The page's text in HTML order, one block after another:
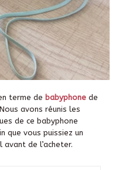
terme de babyphonede
avons réunis les
de ce babyphone
que vous puissiez un
de l’acheter.